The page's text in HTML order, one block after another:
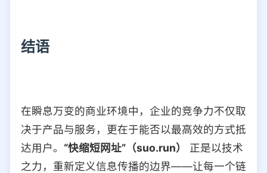
结语
在瞬息万变的商业环境中，企业的竞争力不仅取
决于产品与服务，更在于能否以最高效的方式抵
达用户。 “快缩短网址”（suo.run）
正是以技术
之力，重新定义信息传播的边界——让每一个链